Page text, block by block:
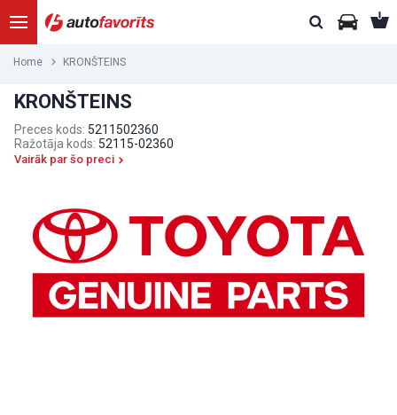
Home KRONŠTEINS
KRONŠTEINS
Preces kods: 5211502360
Ražotāja kods: 52115-02360
Vairāk par šo preci